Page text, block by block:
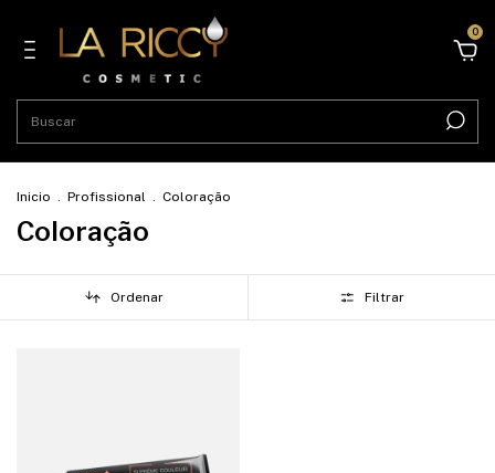
0
Inicio . Profissional . Coloração
Coloração
Ordenar Filtrar